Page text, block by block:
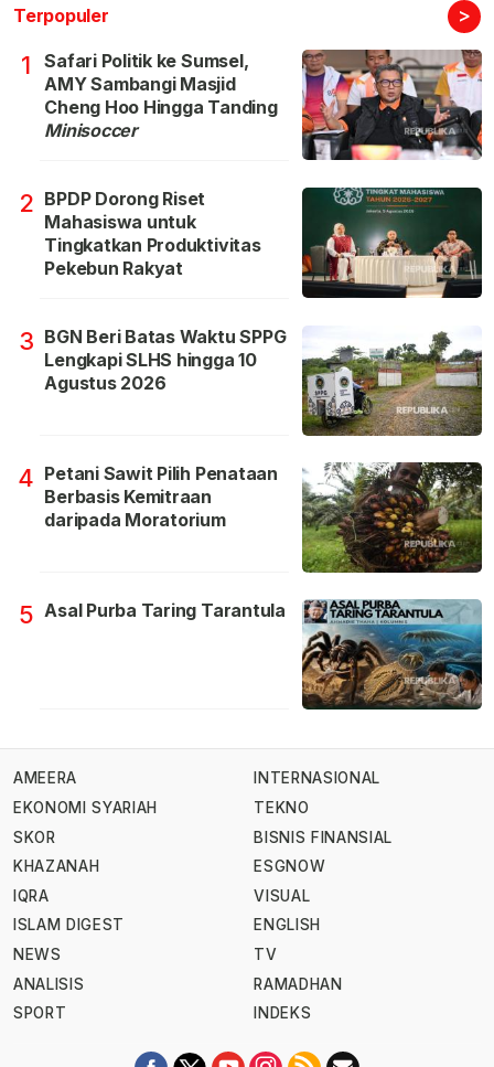
Terpopuler >
1
Safari Politik ke Sumsel,
AMY Sambangi Masjid
Cheng Hoo Hingga Tanding
Minisoccer
2 BPDP Dorong Riset
Mahasiswa untuk
Tingkatkan Produktivitas
Pekebun Rakyat
3 BGN Beri Batas Waktu SPPG
Lengkapi SLHS hingga 10
Agustus 2026
4 Petani Sawit Pilih Penataan
Berbasis Kemitraan
daripada Moratorium
5 Asal Purba Taring Tarantula
AMEERA
EKONOMI SYARIAH
SKOR
KHAZANAH
IQRA
ISLAM DIGEST
NEWS
ANALISIS
SPORT
INTERNASIONAL
TEKNO
BISNIS FINANSIAL
ESGNOW
VISUAL
ENGLISH
TV
RAMADHAN
INDEKS